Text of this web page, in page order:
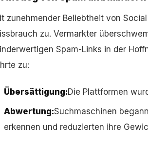
zunehmender Beliebtheit von
zu. Vermarkter
Spam-Links in der
zu:
Übersättigung:Die Plattformen
Abwertung:Suchmaschinen
erkennen und reduzierten ihre